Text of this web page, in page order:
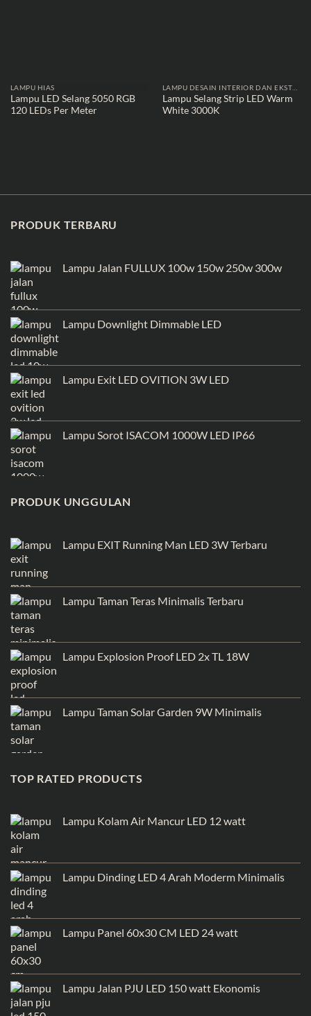
LAMPU HIAS
Lampu LED Selang 5050 RGB
120 LEDs Per Meter
Lampu Selang Strip LED Warm
White 3000K
PRODUK TERBARU
Lampu Jalan FULLUX 100w 150w 250w 300w
Lampu Downlight Dimmable LED
Lampu Exit LED OVITION 3W LED
Lampu Sorot ISACOM 1000W LED IP66
PRODUK UNGGULAN
Lampu EXIT Running Man LED 3W Terbaru
Lampu Taman Teras Minimalis Terbaru
Lampu Explosion Proof LED 2x TL 18W
Lampu Taman Solar Garden 9W Minimalis
TOP RATED PRODUCTS
Lampu Kolam Air Mancur LED 12 watt
Lampu Dinding LED 4 Arah Moderm Minimalis
Lampu Panel 60x30 CM LED 24 watt
Lampu Jalan PJU LED 150 watt Ekonomis